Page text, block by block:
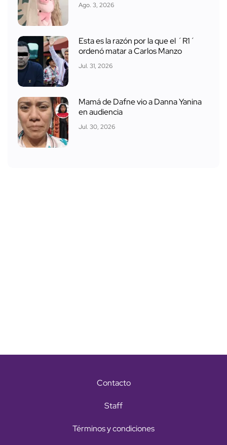
Ago. 3, 2026
Esta es la razón por la que el ´R1´
ordenó matar a Carlos Manzo
Jul. 31, 2026
Mamá de Dafne vio a Danna Yanina
en audiencia
Jul. 30, 2026
Contacto
Staff
Términos y condiciones